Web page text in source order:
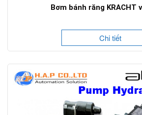
Bơm bánh răng KRACHT
Chi tiết